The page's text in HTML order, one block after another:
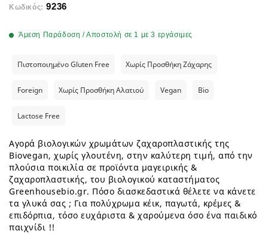
Κωδικός: 9236
Άμεση Παράδοση / Αποστολή σε 1 με 3 εργάσιμες
Πιστοποιημένο Gluten Free Χωρίς Προσθήκη Ζάχαρης
Foreign Χωρίς Προσθήκη Αλατιού Vegan Bio
Lactose Free
Αγορά βιολογικών χρωμάτων ζαχαροπλαστικής της
Biovegan, χωρίς γλουτένη, στην καλύτερη τιμή, από την
πλούσια ποικιλία σε προϊόντα μαγειρικής &
ζαχαροπλαστικής, του βιολογικού καταστήματος
Greenhousebio.gr. Πόσο διασκεδαστικά θέλετε να κάνετε
τα γλυκά σας ; Για πολύχρωμα κέικ, παγωτά, κρέμες &
επιδόρπια, τόσο ευχάριστα & χαρούμενα όσο ένα παιδικό
παιχνίδι !!